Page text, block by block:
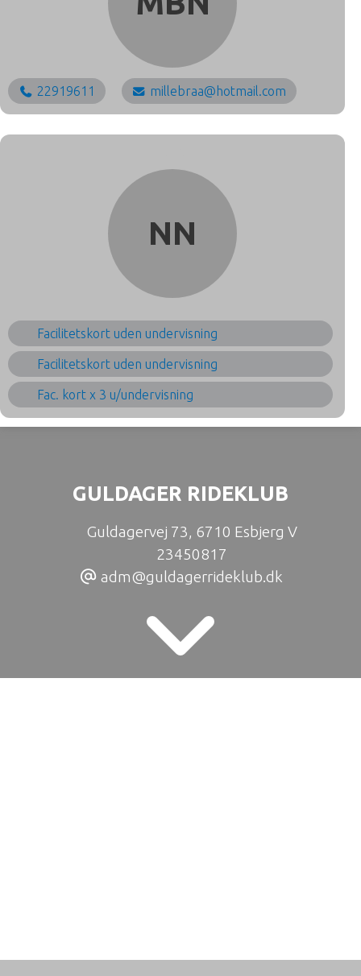
22919611 millebraa@hotmail.com
NN
Facilitetskort uden undervisning
Facilitetskort uden undervisning
Fac. kort x 3 u/undervisning
GULDAGER RIDEKLUB
Guldagervej 73, 6710 Esbjerg V
23450817
adm@guldagerrideklub.dk